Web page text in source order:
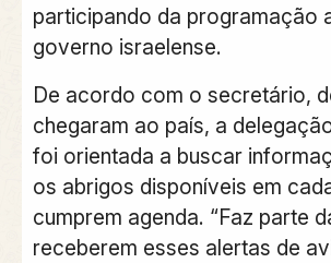
participando da programação
governo israelense.
De acordo com o secretário,
chegaram ao país, a
foi orientada a buscar
os abrigos disponíveis em
cumprem agenda. “Faz parte
receberem esses alertas de